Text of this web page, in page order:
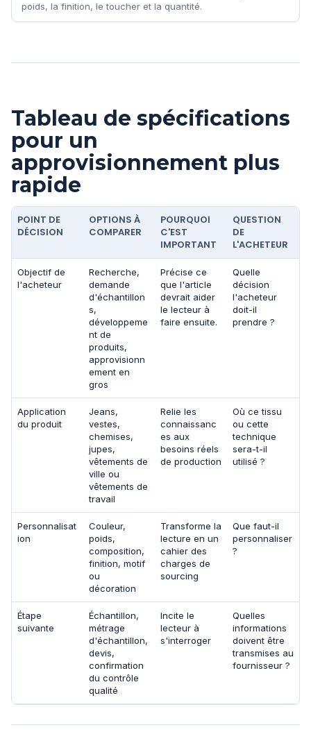
poids, la finition, le toucher et la quantité.
Tableau de spécifications
pour un
approvisionnement plus
rapide
POINT DE
DÉCISION
OPTIONS À
COMPARER
POURQUOI
C'EST
IMPORTANT
QUESTION
DE
L'ACHETEUR
Objectif de
l'acheteur
Recherche,
demande
d'échantillon
s,
développeme
nt de
produits,
approvisionn
ement en
gros
Précise ce
que l'article
devrait aider
le lecteur à
faire ensuite.
Quelle
décision
l'acheteur
doit-il
prendre ?
Application
du produit
Jeans,
vestes,
chemises,
jupes,
vêtements de
ville ou
vêtements de
travail
Relie les
connaissanc
es aux
besoins réels
de production
Où ce tissu
ou cette
technique
sera-t-il
utilisé ?
Personnalisat
ion
Couleur,
poids,
composition,
finition, motif
ou
décoration
Transforme la
lecture en un
cahier des
charges de
sourcing
Que faut-il
personnaliser
?
Étape
suivante
Échantillon,
métrage
d'échantillon,
devis,
confirmation
du contrôle
qualité
Incite le
lecteur à
s'interroger
Quelles
informations
doivent être
transmises au
fournisseur ?